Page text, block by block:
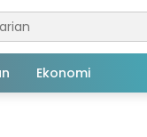
Ekonomi